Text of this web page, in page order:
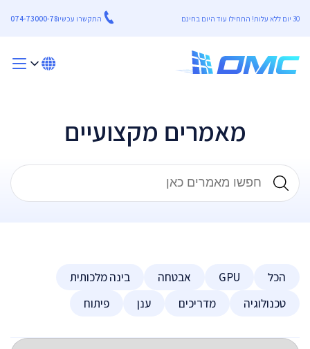
30 יום ללא עלות! התחילו עוד היום בחינם התקשרו עכשיו074-73000-78
מאמרים מקצועיים
הכל GPU אבטחה
בינה מלכותית
טכנולוגיה
מדריכים ענן פיתוח